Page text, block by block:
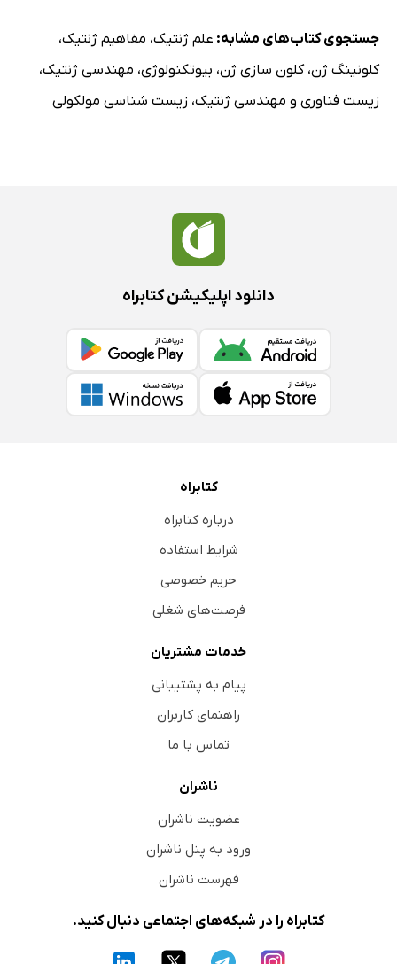
جستجوی کتاب‌های مشابه: علم ژنتیک، مفاهیم ژنتیک،
کلونینگ ژن،کلون سازی ژن، بیوتکنولوژی، مهندسی ژنتیک،
زیست فناوری و مهندسی ژنتیک، زیست شناسی مولکولی
دانلود اپلیکیشن کتابراه
کتابراه
درباره کتابراه
شرایط استفاده
حریم خصوصی
فرصت‌های شغلی
خدمات مشتریان
پیام به پشتیبانی
راهنمای کاربران
تماس با ما
ناشران
عضویت ناشران
ورود به پنل ناشران
فهرست ناشران
کتابراه را در شبکه‌های اجتماعی دنبال کنید.